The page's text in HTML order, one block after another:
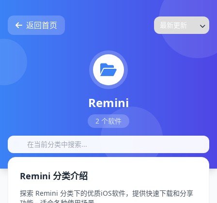
返回首页
Remini
2 个软件
Remini 分类介绍
探索 Remini 分类下的优质iOS软件，提供快速下载和分享